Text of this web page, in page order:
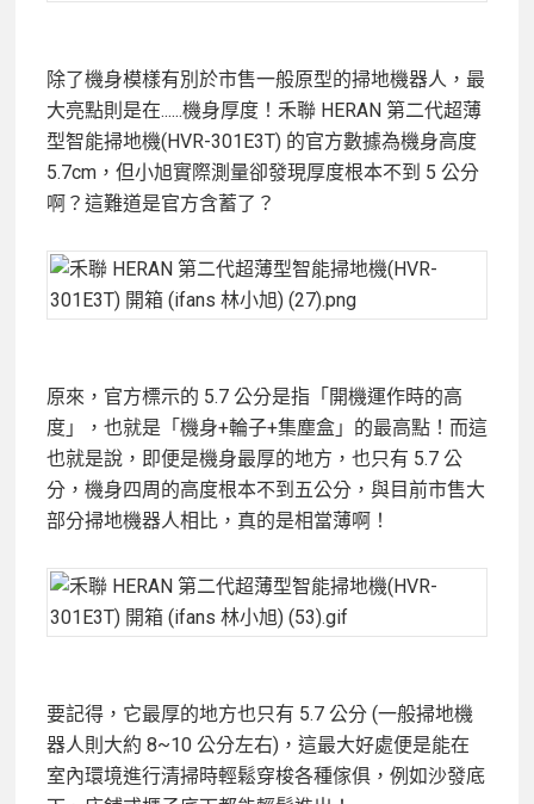
除了機身模樣有別於市售一般原型的掃地機器人，最
大亮點則是在......機身厚度！禾聯 HERAN 第二代超薄
型智能掃地機(HVR-301E3T) 的官方數據為機身高度
5.7cm，但小旭實際測量卻發現厚度根本不到 5 公分
啊？這難道是官方含蓄了？
原來，官方標示的 5.7 公分是指「開機運作時的高
度」，也就是「機身+輪子+集塵盒」的最高點！而這
也就是說，即便是機身最厚的地方，也只有 5.7 公
分，機身四周的高度根本不到五公分，與目前市售大
部分掃地機器人相比，真的是相當薄啊！
要記得，它最厚的地方也只有 5.7 公分 (一般掃地機
器人則大約 8~10 公分左右)，這最大好處便是能在
室內環境進行清掃時輕鬆穿梭各種傢俱，例如沙發底